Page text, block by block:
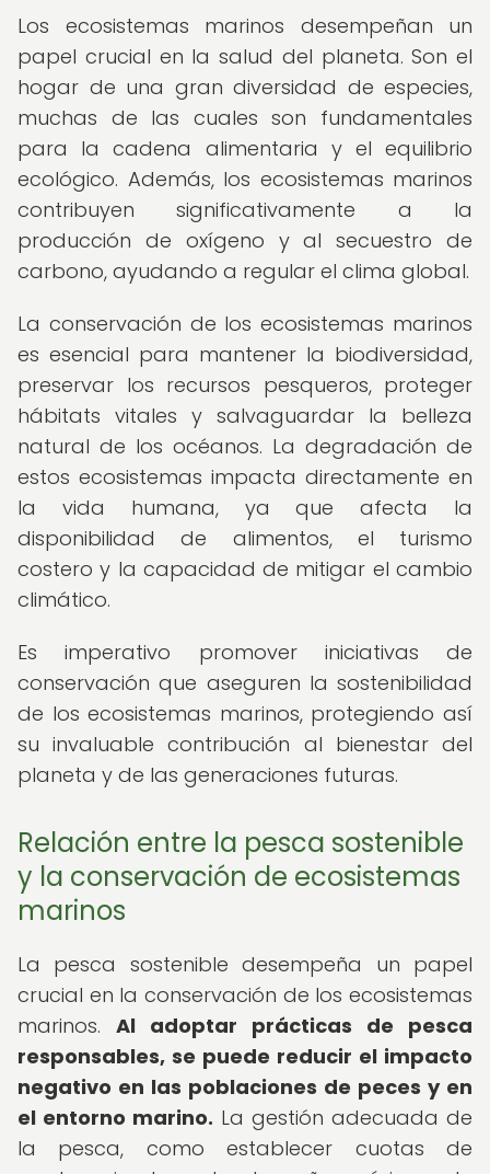
Los ecosistemas marinos desempeñan un
papel crucial en la salud del planeta. Son el
hogar de una gran diversidad de especies,
muchas de las cuales son fundamentales
para la cadena alimentaria y el equilibrio
ecológico. Además, los ecosistemas marinos
contribuyen significativamente a la
producción de oxígeno y al secuestro de
carbono, ayudando a regular el clima global.
La conservación de los ecosistemas marinos
es esencial para mantener la biodiversidad,
preservar los recursos pesqueros, proteger
hábitats vitales y salvaguardar la belleza
natural de los océanos. La degradación de
estos ecosistemas impacta directamente en
la vida humana, ya que afecta la
disponibilidad de alimentos, el turismo
costero y la capacidad de mitigar el cambio
climático.
Es imperativo promover iniciativas de
conservación que aseguren la sostenibilidad
de los ecosistemas marinos, protegiendo así
su invaluable contribución al bienestar del
planeta y de las generaciones futuras.
Relación entre la pesca sostenible
y la conservación de ecosistemas
marinos
La pesca sostenible desempeña un papel
crucial en la conservación de los ecosistemas
marinos. Al adoptar prácticas de pesca
responsables, se puede reducir el impacto
negativo en las poblaciones de peces y en
el entorno marino. La gestión adecuada de
la pesca, como establecer cuotas de